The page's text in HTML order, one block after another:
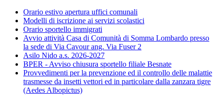
Orario estivo apertura uffici comunali
Modelli di iscrizione ai servizi scolastici
Orario sportello immigrati
Avvio attività Casa di Comunità di Somma Lombardo presso
la sede di Via Cavour ang. Via Fuser 2
Asilo Nido a.s. 2026-2027
BPER - Avviso chiusura sportello filiale Besnate
Provvedimenti per la prevenzione ed il controllo delle malattie
trasmesse da insetti vettori ed in particolare dalla zanzara tigre
(Aedes Albopictus)